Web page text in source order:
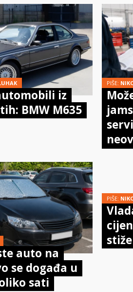
iz
BMW M635
PIŠE:
auto na
se događa u
sati
PIŠE: